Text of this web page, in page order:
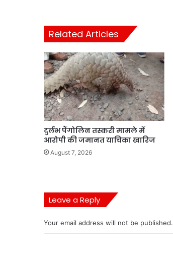
Related Articles
दुर्लभ पैंगोलिन तस्करी मामले में
आरोपी की जमानत याचिका खारिज
August 7, 2026
Leave a Reply
Your email address will not be published.